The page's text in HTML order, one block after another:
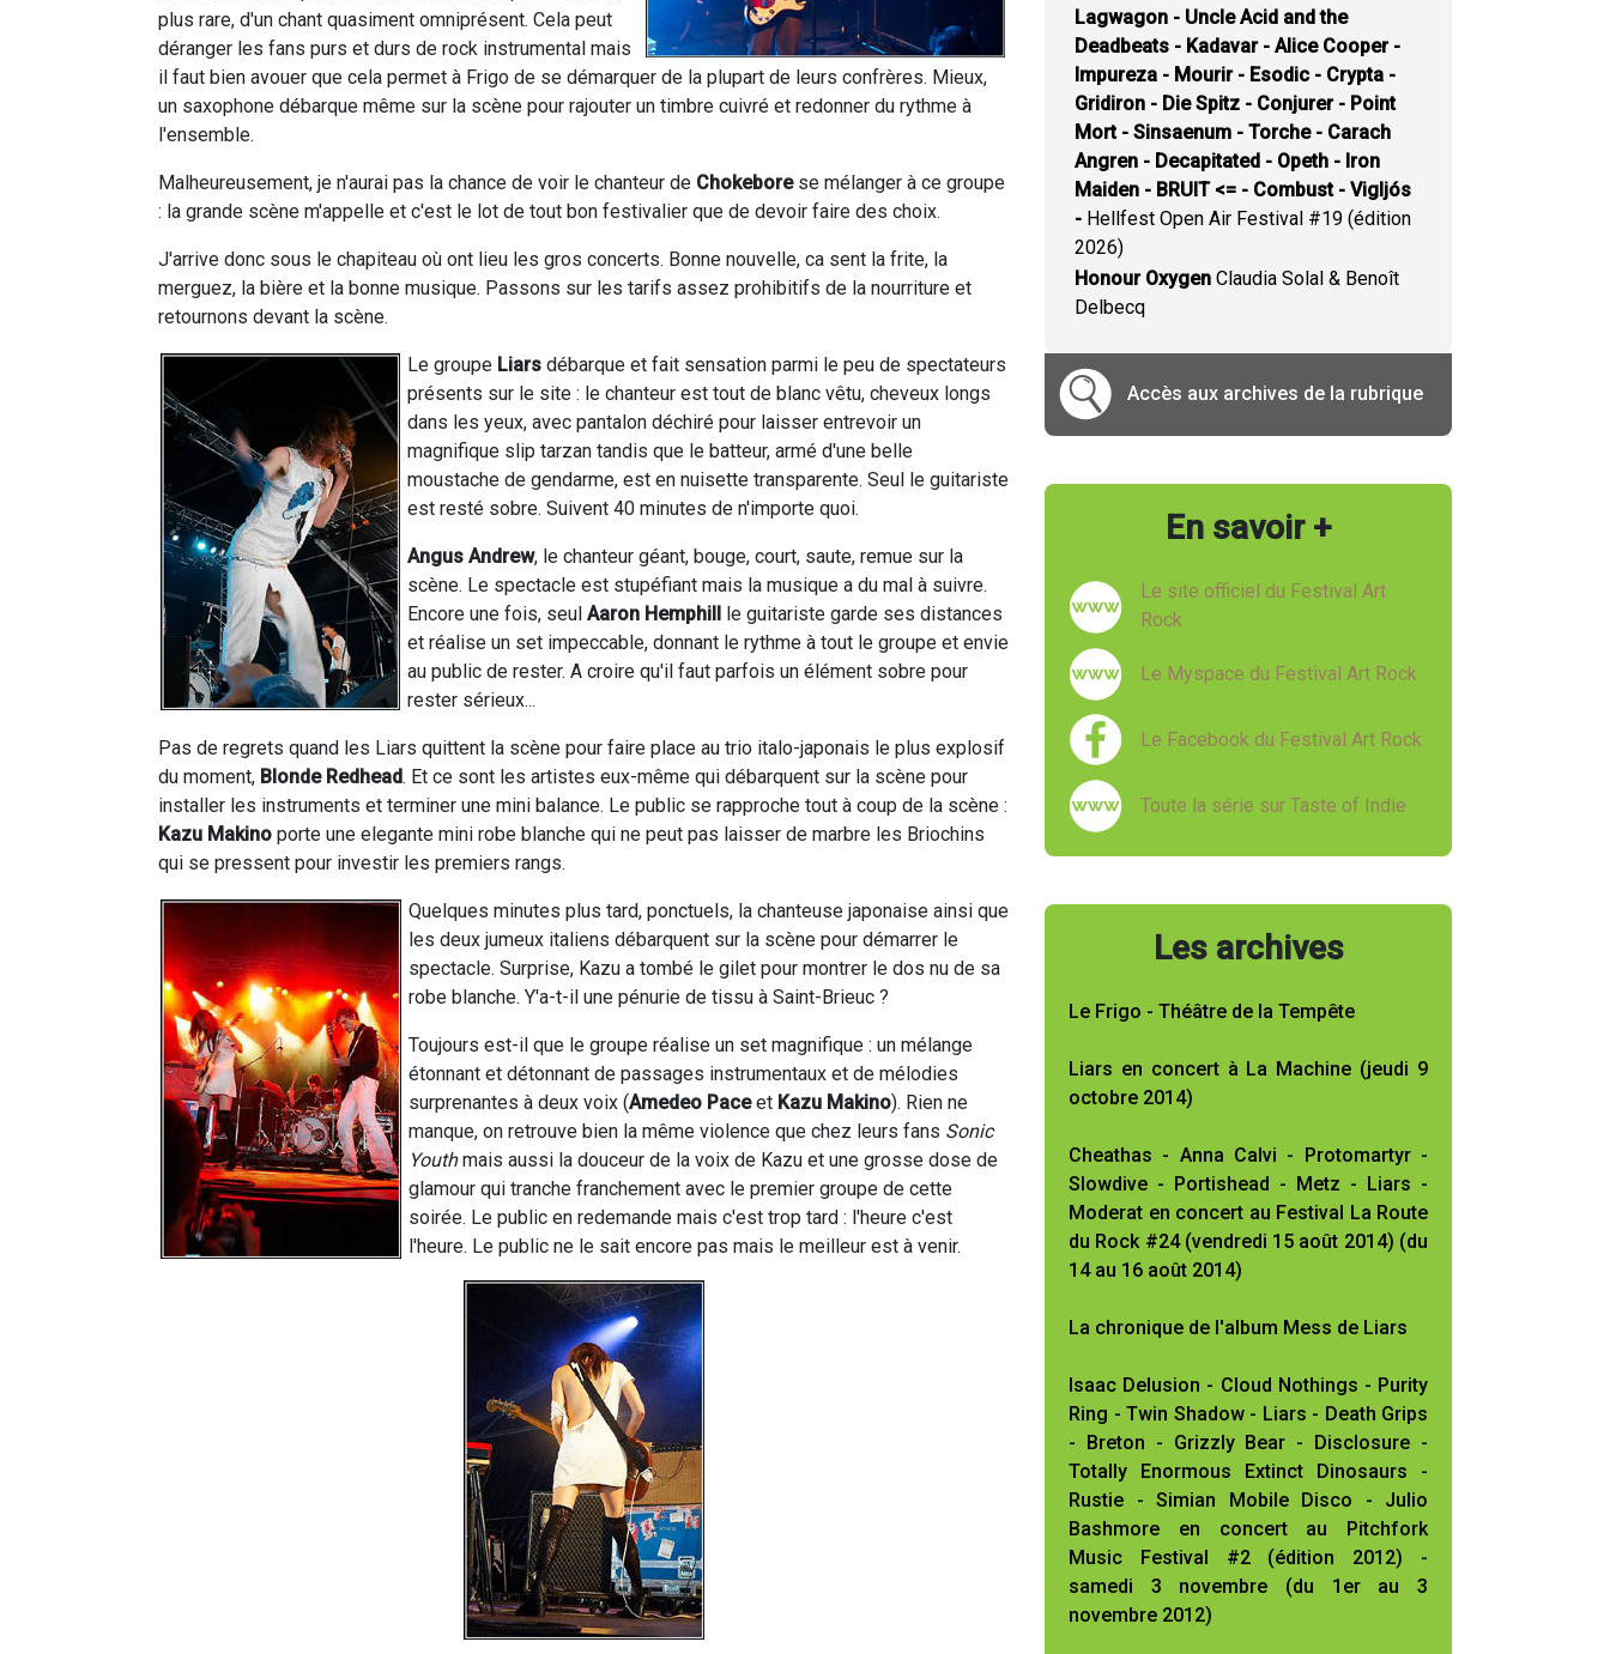
plus rare, d'un chant quasiment omniprésent. Cela peut
déranger les fans purs et durs de rock instrumental mais
il faut bien avouer que cela permet à Frigo de se démarquer de la plupart de leurs confrères. Mieux,
un saxophone débarque même sur la scène pour rajouter un timbre cuivré et redonner du rythme à
l'ensemble.
Malheureusement, je n'aurai pas la chance de voir le chanteur de Chokeborese mélanger à ce groupe
: la grande scène m'appelle et c'est le lot de tout bon festivalier que de devoir faire des choix.
J'arrive donc sous le chapiteau où ont lieu les gros concerts. Bonne nouvelle, ca sent la frite, la
merguez, la bière et la bonne musique. Passons sur les tarifs assez prohibitifs de la nourriture et
retournons devant la scène.
Le groupe Liars débarque et fait sensation parmi le peu de spectateurs
présents sur le site : le chanteur est tout de blanc vêtu, cheveux longs
dans les yeux, avec pantalon déchiré pour laisser entrevoir un
magnifique slip tarzan tandis que le batteur, armé d'une belle
moustache de gendarme, est en nuisette transparente. Seul le guitariste
est resté sobre. Suivent 40 minutes de n'importe quoi.
Angus Andrew, le chanteur géant, bouge, court, saute, remue sur la
scène. Le spectacle est stupéfiant mais la musique a du mal à suivre.
Encore une fois, seul Aaron Hemphill le guitariste garde ses distances
et réalise un set impeccable, donnant le rythme à tout le groupe et envie
au public de rester. A croire qu'il faut parfois un élément sobre pour
rester sérieux...
Pas de regrets quand les Liars quittent la scène pour faire place au trio italo-japonais le plus explosif
du moment, Blonde Redhead. Et ce sont les artistes eux-même qui débarquent sur la scène pour
installer les instruments et terminer une mini balance. Le public se rapproche tout à coup de la scène :
Kazu Makino porte une elegante mini robe blanche qui ne peut pas laisser de marbre les Briochins
qui se pressent pour investir les premiers rangs.
Quelques minutes plus tard, ponctuels, la chanteuse japonaise ainsi que
les deux jumeux italiens débarquent sur la scène pour démarrer le
spectacle. Surprise, Kazu a tombé le gilet pour montrer le dos nu de sa
robe blanche. Y'a-t-il une pénurie de tissu à Saint-Brieuc ?
Toujours est-il que le groupe réalise un set magnifique : un mélange
étonnant et détonnant de passages instrumentaux et de mélodies
surprenantes à deux voix (Amedeo Paceet Kazu Makino). Rien ne
manque, on retrouve bien la même violence que chez leurs fans Sonic
Youthmais aussi la douceur de la voix de Kazu et une grosse dose de
glamour qui tranche franchement avec le premier groupe de cette
soirée. Le public en redemande mais c'est trop tard : l'heure c'est
l'heure. Le public ne le sait encore pas mais le meilleur est à venir.
Lagwagon - Uncle Acid and the
Deadbeats - Kadavar - Alice Cooper -
Impureza - Mourir - Esodic - Crypta -
Gridiron - Die Spitz - Conjurer - Point
Mort - Sinsaenum - Torche - Carach
Angren - Decapitated - Opeth - Iron
Maiden - BRUIT <= - Combust - Vigljós
- Hellfest Open Air Festival #19 (édition
2026)
Honour Oxygen Claudia Solal & Benoît
Delbecq
Accès aux archives de la rubrique
En savoir +
Le site officiel du Festival Art
Rock
Le Myspace du Festival Art Rock
Le Facebook du Festival Art Rock
Toute la série sur Taste of Indie
Les archives
Le Frigo - Théâtre de la Tempête
Liars en concert à La Machine (jeudi 9
octobre 2014)
Cheathas - Anna Calvi - Protomartyr -
Slowdive - Portishead - Metz - Liars -
Moderat en concert au Festival La Route
du Rock #24 (vendredi 15 août 2014) (du
14 au 16 août 2014)
La chronique de l'album Mess de Liars
Isaac Delusion - Cloud Nothings - Purity
Ring - Twin Shadow - Liars - Death Grips
- Breton - Grizzly Bear - Disclosure -
Totally Enormous Extinct Dinosaurs -
Rustie - Simian Mobile Disco - Julio
Bashmore en concert au Pitchfork
Music Festival #2 (édition 2012) -
samedi 3 novembre (du 1er au 3
novembre 2012)